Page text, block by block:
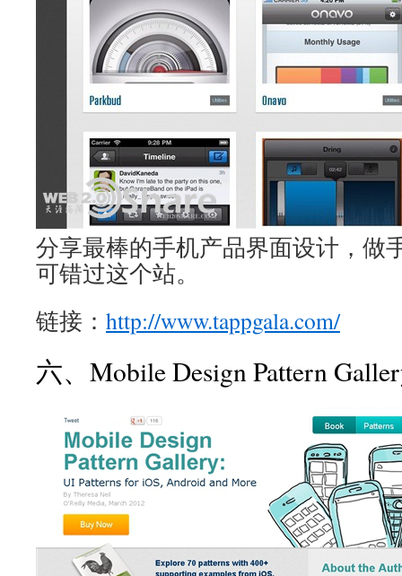
分享最棒的手机产品界面设计，做
可错过这个站。
链接： http://www.tappgala.com/
六、Mobile Design Pattern